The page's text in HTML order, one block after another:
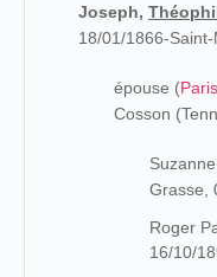
Joseph,
18/01/1866-
épouse (Paris
Cosson
Grasse,
Roger
16/10/